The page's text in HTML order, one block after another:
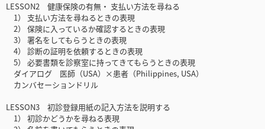
LESSON2 健康保険の有無・ 支払い方法を尋ねる
1） 支払い方法を尋ねるときの表現
2） 保険に入っているか確認するときの表現
3） 署名をしてもらうときの表現
4） 診断の証明を依頼するときの表現
5） 必要書類を診察室に持ってきてもらうときの表現
ダイアログ 医師（USA）×患者（Philippines, USA）
カンバセーションドリル
LESSON3 初診登録用紙の記入方法を説明する
1） 初診かどうかを尋ねる表現